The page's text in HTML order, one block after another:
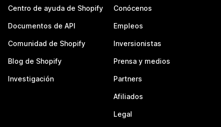
Centro de ayuda de Shopify
Documentos de API
Comunidad de Shopify
Blog de Shopify
Investigación
Conócenos
Empleos
Inversionistas
Prensa y medios
Partners
Afiliados
Legal